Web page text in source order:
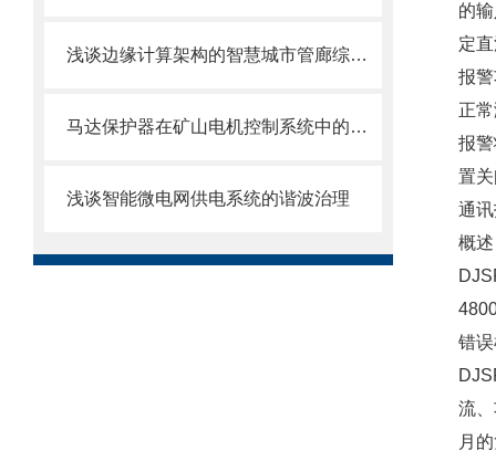
浅谈边缘计算架构的智慧城市管廊综合监控方案设计
马达保护器在矿山电机控制系统中的选型与应用
浅谈智能微电网供电系统的谐波治理
的
定
报
正
报
置关
通
概述
错
流
月